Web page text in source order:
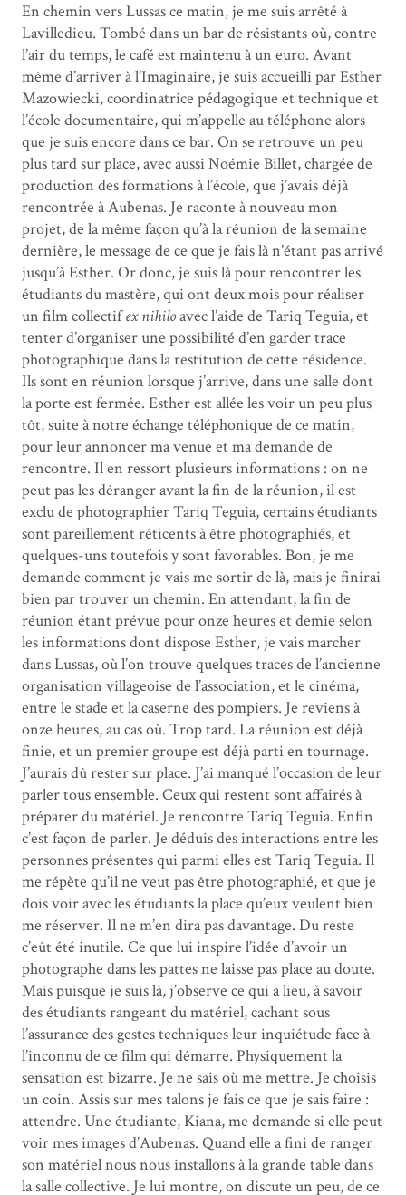
En chemin vers Lussas ce matin, je me suis arrêté à
Lavilledieu. Tombé dans un bar de résistants où, contre
l’air du temps, le café est maintenu à un euro. Avant
même d’arriver à l’Imaginaire, je suis accueilli par Esther
Mazowiecki, coordinatrice pédagogique et technique et
l’école documentaire, qui m’appelle au téléphone alors
que je suis encore dans ce bar. On se retrouve un peu
plus tard sur place, avec aussi Noémie Billet, chargée de
production des formations à l’école, que j’avais déjà
rencontrée à Aubenas. Je raconte à nouveau mon
projet, de la même façon qu’à la réunion de la semaine
dernière, le message de ce que je fais là n’étant pas arrivé
jusqu’à Esther. Or donc, je suis là pour rencontrer les
étudiants du mastère, qui ont deux mois pour réaliser
un film collectifex nihiloavec l’aide de Tariq Teguia, et
tenter d’organiser une possibilité d’en garder trace
photographique dans la restitution de cette résidence.
Ils sont en réunion lorsque j’arrive, dans une salle dont
la porte est fermée. Esther est allée les voir un peu plus
tôt, suite à notre échange téléphonique de ce matin,
pour leur annoncer ma venue et ma demande de
rencontre. Il en ressort plusieurs informations : on ne
peut pas les déranger avant la fin de la réunion, il est
exclu de photographier Tariq Teguia, certains étudiants
sont pareillement réticents à être photographiés, et
quelques-uns toutefois y sont favorables. Bon, je me
demande comment je vais me sortir de là, mais je finirai
bien par trouver un chemin. En attendant, la fin de
réunion étant prévue pour onze heures et demie selon
les informations dont dispose Esther, je vais marcher
dans Lussas, où l’on trouve quelques traces de l’ancienne
organisation villageoise de l’association, et le cinéma,
entre le stade et la caserne des pompiers. Je reviens à
onze heures, au cas où. Trop tard. La réunion est déjà
finie, et un premier groupe est déjà parti en tournage.
J’aurais dû rester sur place. J’ai manqué l’occasion de leur
parler tous ensemble. Ceux qui restent sont affairés à
préparer du matériel. Je rencontre Tariq Teguia. Enfin
c’est façon de parler. Je déduis des interactions entre les
personnes présentes qui parmi elles est Tariq Teguia. Il
me répète qu’il ne veut pas être photographié, et que je
dois voir avec les étudiants la place qu’eux veulent bien
me réserver. Il ne m’en dira pas davantage. Du reste
c’eût été inutile. Ce que lui inspire l’idée d’avoir un
photographe dans les pattes ne laisse pas place au doute.
Mais puisque je suis là, j’observe ce qui a lieu, à savoir
des étudiants rangeant du matériel, cachant sous
l’assurance des gestes techniques leur inquiétude face à
l’inconnu de ce film qui démarre. Physiquement la
sensation est bizarre. Je ne sais où me mettre. Je choisis
un coin. Assis sur mes talons je fais ce que je sais faire :
attendre. Une étudiante, Kiana, me demande si elle peut
voir mes images d’Aubenas. Quand elle a fini de ranger
son matériel nous nous installons à la grande table dans
la salle collective. Je lui montre, on discute un peu, de ce